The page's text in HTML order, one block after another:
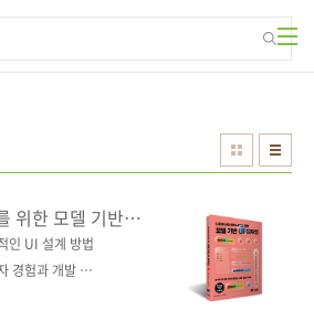
위한 모델 기반
인 UI 설계 방법
경험과 개발 효
칙을 제시한다.